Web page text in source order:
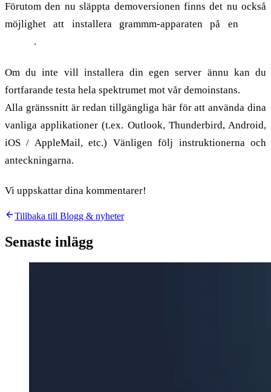
Förutom den nu släppta demoversionen finns det nu också
möjlighet att installera grammm-apparaten på en
.
Om du inte vill installera din egen server ännu kan du
fortfarande testa hela spektrumet mot vår demoinstans.
Alla gränssnitt är redan tillgängliga här för att använda dina
vanliga applikationer (t.ex. Outlook, Thunderbird, Android,
iOS / AppleMail, etc.) Vänligen följ instruktionerna och
anteckningarna.
Vi uppskattar dina kommentarer!
Tillbaka till Blogg & nyheter
Senaste inlägg